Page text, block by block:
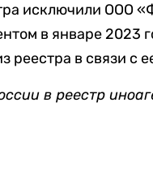
исключили ООО
в январе 2023
реестра в связи с
в реестр